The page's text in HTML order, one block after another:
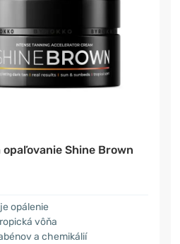
opaľovanie Shine Brown
opálenie
vôňa
a chemikálií